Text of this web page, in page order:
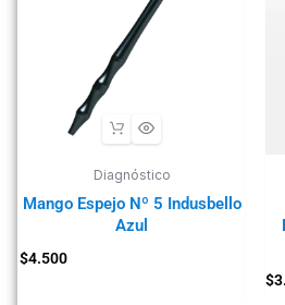
Diagnóstico
Mango Espejo Nº 5 Indusbello
Azul
$4.500
$